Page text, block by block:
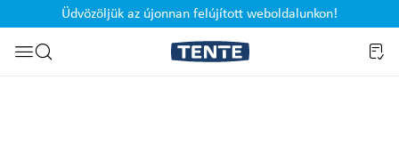
Ugrás a kereséshez
Üdvözöljük az újonnan felújított weboldalunkon!